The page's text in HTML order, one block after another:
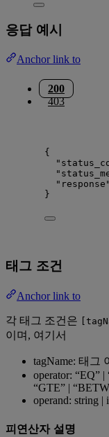
응답 예시
Anchor link to
200
403
{
"response"
}
태그 조건
Anchor link to
각 태그 조건은
이며, 여기서
tagName: 태그
operator: “EQ”
“GTE” |
operand: string |
피연산자 설명